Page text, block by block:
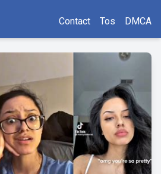
Contact Tos DMCA